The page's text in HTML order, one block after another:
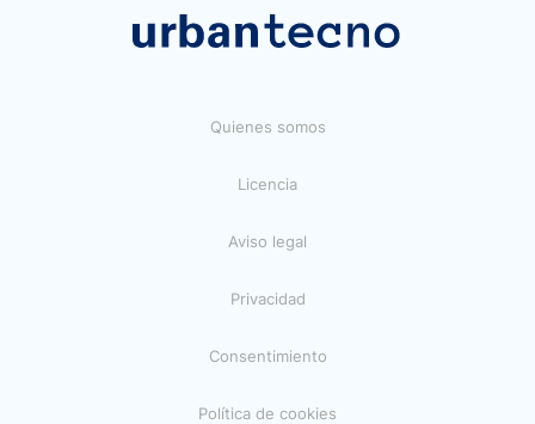
Quienes somos
Licencia
Aviso legal
Privacidad
Consentimiento
Política de cookies